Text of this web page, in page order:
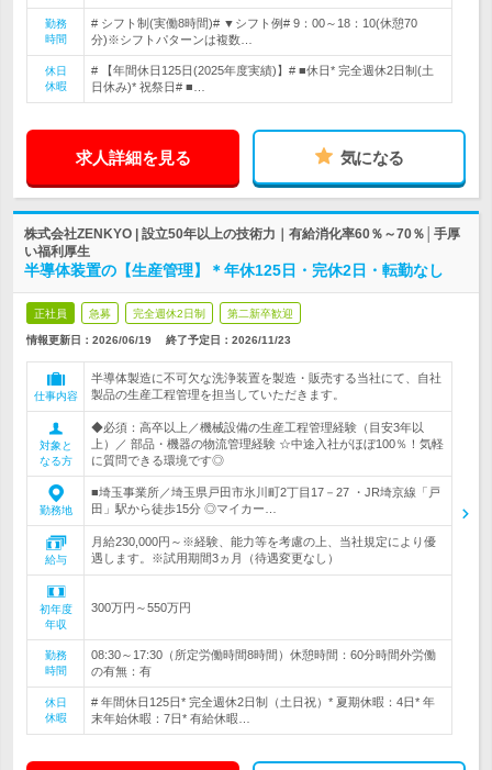
勤務
時間
# シフト制(実働8時間)# ▼シフト例# 9：00～18：10(休憩70
分)※シフトパターンは複数…
休日
休暇
# 【年間休日125日(2025年度実績)】# ■休日* 完全週休2日制(土
日休み)* 祝祭日# ■…
求人詳細を見る 気になる
株式会社ZENKYO | 設立50年以上の技術力｜有給消化率60％～70％│手厚
い福利厚生
半導体装置の【生産管理】＊年休125日・完休2日・転勤なし
正社員 急募 完全週休2日制 第二新卒歓迎
情報更新日：2026/06/19 終了予定日： 2026/11/23
仕事内容
半導体製造に不可欠な洗浄装置を製造・販売する当社にて、自社
製品の生産工程管理を担当していただきます。
対象と
なる方
◆必須：高卒以上／機械設備の生産工程管理経験（目安3年以
上）／ 部品・機器の物流管理経験 ☆中途入社がほぼ100％！気軽
に質問できる環境です◎
勤務地
■埼玉事業所／埼玉県戸田市氷川町2丁目17－27 ・JR埼京線「戸
田」駅から徒歩15分 ◎マイカー…
給与
月給230,000円～※経験、能力等を考慮の上、当社規定により優
遇します。※試用期間3ヵ月（待遇変更なし）
初年度
年収
300万円～550万円
勤務
時間
08:30～17:30（所定労働時間8時間）休憩時間：60分時間外労働
の有無：有
休日
休暇
# 年間休日125日* 完全週休2日制（土日祝）* 夏期休暇：4日* 年
末年始休暇：7日* 有給休暇…